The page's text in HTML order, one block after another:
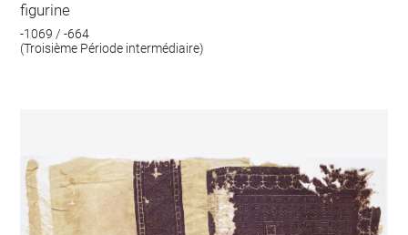
figurine
-1069 / -664
(Troisième Période intermédiaire)